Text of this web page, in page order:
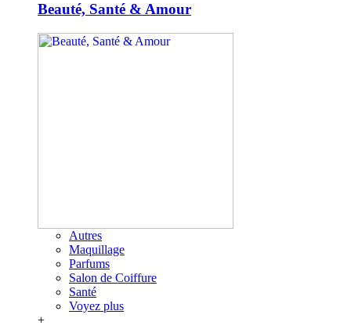
Beauté, Santé & Amour
Autres
Maquillage
Parfums
Salon de Coiffure
Santé
Voyez plus
+